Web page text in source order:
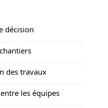
décision
des travaux
les équipes